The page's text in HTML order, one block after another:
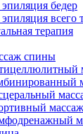
бедер
всего
терапия
спины
массаж